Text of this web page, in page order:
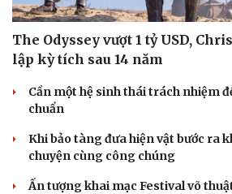
Văn hóa
Sân khấu - Điện ảnh
Văn học
Di sản
Nghệ
Thời
The Odyssey vượt 1 tỷ USD,
lập kỳ tích sau 14 năm
Cần một hệ sinh thái trách nhiệm
chuẩn
Khi bảo tàng đưa hiện vật bước ra
chuyện cùng công chúng
Ấn tượng khai mạc Festival võ